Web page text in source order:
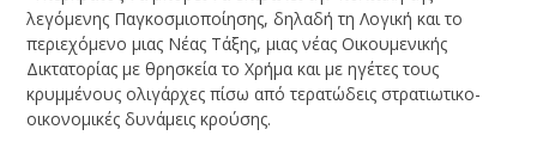
λεγόμενης Παγκοσμιοποίησης, δηλαδή τη Λογική και το
περιεχόμενο μιας Νέας Τάξης, μιας νέας Οικουμενικής
Δικτατορίας με θρησκεία το Χρήμα και με ηγέτες τους
κρυμμένους ολιγάρχες πίσω από τερατώδεις στρατιωτικο-
οικονομικές δυνάμεις κρούσης.